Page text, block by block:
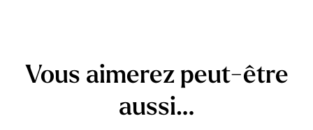
Vous aimerez peut-être
aussi…